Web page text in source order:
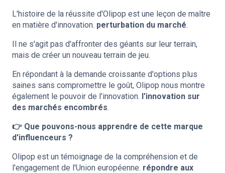
L'histoire de la réussite d'Olipop est une leçon de maître
en matière d'innovation. perturbation du marché.
Il ne s'agit pas d'affronter des géants sur leur terrain,
mais de créer un nouveau terrain de jeu.
En répondant à la demande croissante d'options plus
saines sans compromettre le goût, Olipop nous montre
également le pouvoir de l'innovation. l'innovation sur
des marchés encombrés.
👉 Que pouvons-nous apprendre de cette marque
d'influenceurs ?
Olipop est un témoignage de la compréhension et de
l'engagement de l'Union européenne. répondre aux